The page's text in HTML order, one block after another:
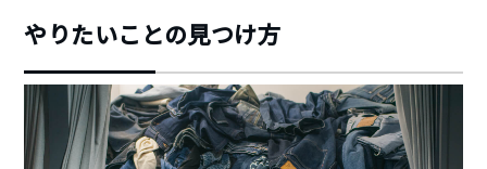
やりたいことの見つけ方